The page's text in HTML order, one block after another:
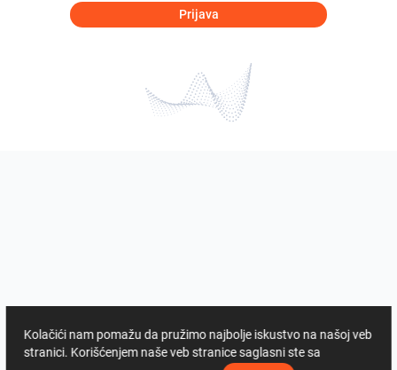
Prijava
Kolačići nam pomažu da pružimo najbolje iskustvo na našoj veb
stranici. Korišćenjem naše veb stranice saglasni ste sa